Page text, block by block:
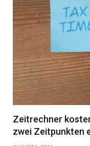
Zeitrechner
zwei Zeitpunkten